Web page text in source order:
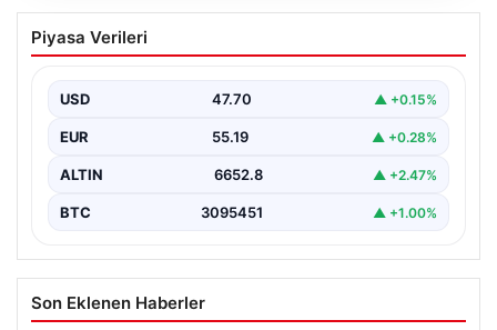
Altın fiyatları canlı 7 Nisan 2026: Altın
fiyatları bugün ne kadar oldu?
Piyasa Verileri
USD 47.70 ▲ +0.15%
EUR 55.19 ▲ +0.28%
ALTIN 6652.8 ▲ +2.47%
BTC 3095451 ▲ +1.00%
Son Eklenen Haberler